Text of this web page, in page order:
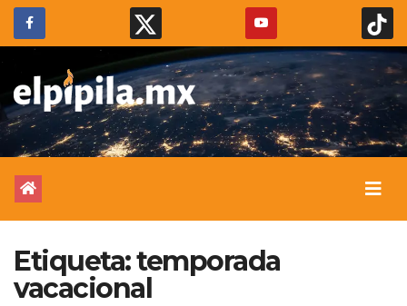
Etiqueta:temporada
vacacional